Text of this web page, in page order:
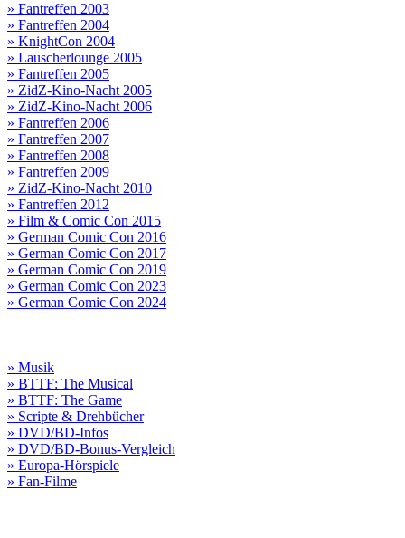
» Fantreffen 2003
» Fantreffen 2004
» KnightCon 2004
» Lauscherlounge 2005
» Fantreffen 2005
» ZidZ-Kino-Nacht 2005
» ZidZ-Kino-Nacht 2006
» Fantreffen 2006
» Fantreffen 2007
» Fantreffen 2008
» Fantreffen 2009
» ZidZ-Kino-Nacht 2010
» Fantreffen 2012
» Film & Comic Con 2015
» German Comic Con 2016
» German Comic Con 2017
» German Comic Con 2019
» German Comic Con 2023
» German Comic Con 2024
» Musik
» BTTF: The Musical
» BTTF: The Game
» Scripte & Drehbücher
» DVD/BD-Infos
» DVD/BD-Bonus-Vergleich
» Europa-Hörspiele
» Fan-Filme